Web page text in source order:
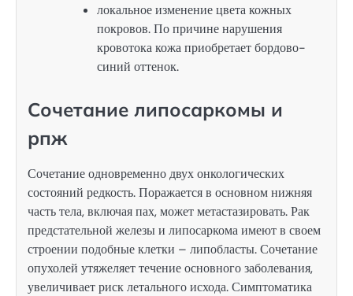
локальное изменение цвета кожных
покровов. По причине нарушения
кровотока кожа приобретает бордово-
синий оттенок.
Сочетание липосаркомы и
рпж
Сочетание одновременно двух онкологических
состояний редкость. Поражается в основном нижняя
часть тела, включая пах, может метастазировать. Рак
предстательной железы и липосаркома имеют в своем
строении подобные клетки – липобласты. Сочетание
опухолей утяжеляет течение основного заболевания,
увеличивает риск летального исхода. Симптоматика